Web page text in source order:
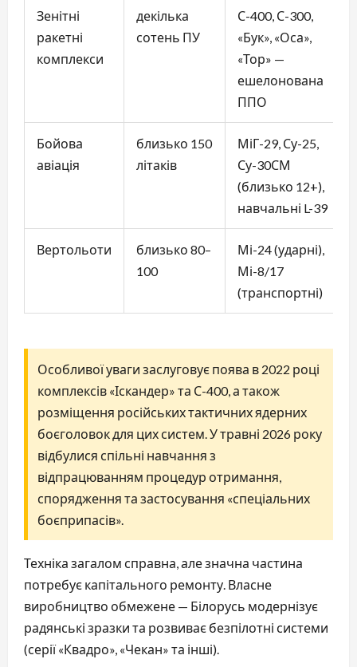
Зенітні
ракетні
комплекси
декілька
сотень ПУ
С-400, С-300,
«Бук», «Оса»,
«Тор» —
ешелонована
ППО
Бойова
авіація
близько 150
літаків
МіГ-29, Су-25,
Су-30СМ
(близько 12+),
навчальні L-39
Вертольоти
близько 80–
100
Мі-24 (ударні),
Мі-8/17
(транспортні)
Особливої уваги заслуговує поява в 2022 році
комплексів «Іскандер» та С-400, а також
розміщення російських тактичних ядерних
боєголовок для цих систем. У травні 2026 року
відбулися спільні навчання з
відпрацюванням процедур отримання,
спорядження та застосування «спеціальних
боєприпасів».
Техніка загалом справна, але значна частина
потребує капітального ремонту. Власне
виробництво обмежене — Білорусь модернізує
радянські зразки та розвиває безпілотні системи
(серії «Квадро», «Чекан» та інші).